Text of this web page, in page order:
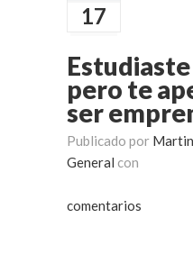
17
pero te
ser
Publicado por
General con
comentarios